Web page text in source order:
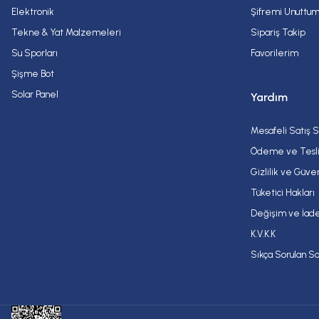
Elektronik
Tekne & Yat Malzemeleri
Su Sporları
Şişme Bot
Solar Panel
Şifremi Unuttum
Sipariş Takip
Favorilerim
Yardım
Mesafeli Satış
Ödeme ve
Gizlilik ve
Tüketici Hakları
Değişim ve
K.V.K.K
Sıkça Sorulan